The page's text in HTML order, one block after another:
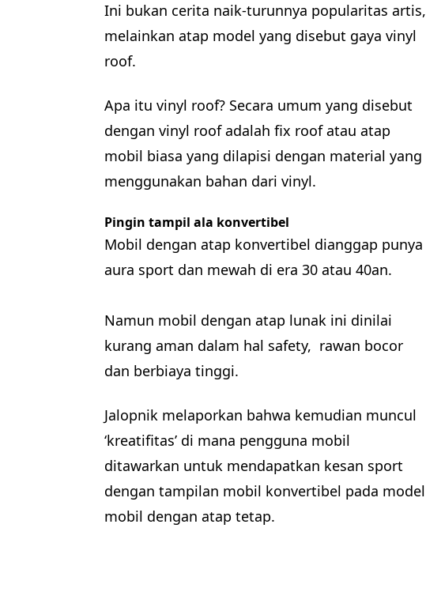
Ini bukan cerita naik-turunnya popularitas artis,
melainkan atap model yang disebut gaya vinyl
roof.
Apa itu vinyl roof? Secara umum yang disebut
dengan vinyl roof adalah fix roof atau atap
mobil biasa yang dilapisi dengan material yang
menggunakan bahan dari vinyl.
Pingin tampil ala konvertibel
Mobil dengan atap konvertibel dianggap punya
aura sport dan mewah di era 30 atau 40an.
Namun mobil dengan atap lunak ini dinilai
kurang aman dalam hal safety, rawan bocor
dan berbiaya tinggi.
Jalopnik melaporkan bahwa kemudian muncul
‘kreatifitas’ di mana pengguna mobil
ditawarkan untuk mendapatkan kesan sport
dengan tampilan mobil konvertibel pada model
mobil dengan atap tetap.